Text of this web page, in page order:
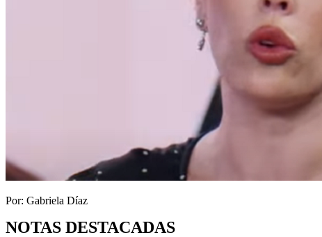
Por: Gabriela Díaz
NOTAS DESTACADAS